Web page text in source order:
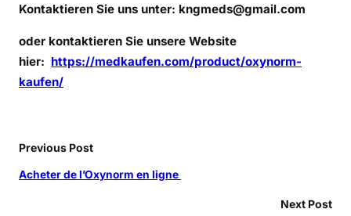
Kontaktieren Sie uns unter: kngmeds@gmail.com
oder kontaktieren Sie unsere Website
hier: https://medkaufen.com/product/oxynorm-
kaufen/
Previous Post
Acheter de l’Oxynorm en ligne
Next Post